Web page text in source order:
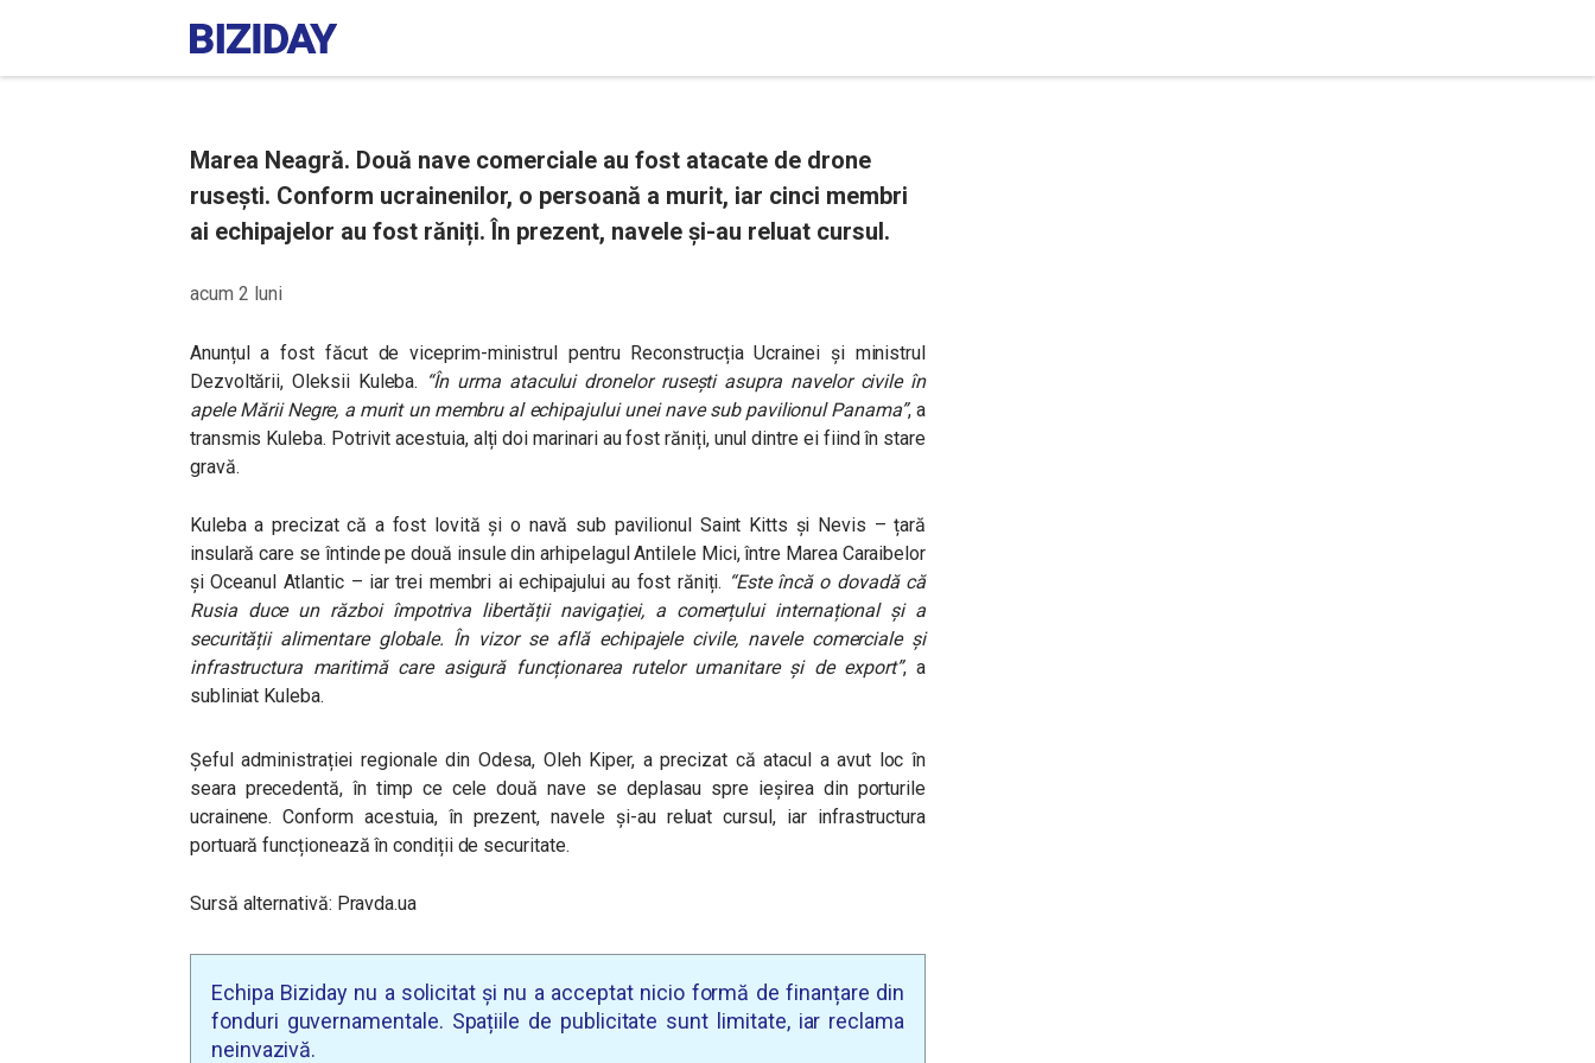
Marea Neagră. Două nave comerciale au fost atacate de drone
rusești. Conform ucrainenilor, o persoană a murit, iar cinci membri
ai echipajelor au fost răniți. În prezent, navele și-au reluat cursul.
acum 2 luni
Anunțul a fost făcut de viceprim-ministrul pentru Reconstrucția Ucrainei și ministrul
Dezvoltării, Oleksii Kuleba. “În urma atacului dronelor rusești asupra navelor civile în
apele Mării Negre, a murit un membru al echipajului unei nave sub pavilionul Panama”, a
transmis Kuleba. Potrivit acestuia, alți doi marinari au fost răniți, unul dintre ei fiind în stare
gravă.
Kuleba a precizat că a fost lovită și o navă sub pavilionul Saint Kitts și Nevis – țară
insulară care se întinde pe două insule din arhipelagul Antilele Mici, între Marea Caraibelor
și Oceanul Atlantic – iar trei membri ai echipajului au fost răniți. “Este încă o dovadă că
Rusia duce un război împotriva libertății navigației, a comerțului internațional și a
securității alimentare globale. În vizor se află echipajele civile, navele comerciale și
infrastructura maritimă care asigură funcționarea rutelor umanitare și de export”, a
subliniat Kuleba.
Șeful administrației regionale din Odesa, Oleh Kiper, a precizat că atacul a avut loc în
seara precedentă, în timp ce cele două nave se deplasau spre ieșirea din porturile
ucrainene. Conform acestuia, în prezent, navele și-au reluat cursul, iar infrastructura
portuară funcționează în condiții de securitate.
Sursă alternativă: Pravda.ua
Echipa Biziday nu a solicitat și nu a acceptat nicio formă de finanțare din
fonduri guvernamentale. Spațiile de publicitate sunt limitate, iar reclama
neinvazivă.